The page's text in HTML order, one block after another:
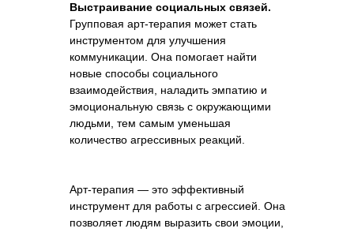
Выстраивание социальных связей.
Групповая арт-терапия может стать
инструментом для улучшения
коммуникации. Она помогает найти
новые способы социального
взаимодействия, наладить эмпатию и
эмоциональную связь с окружающими
людьми, тем самым уменьшая
количество агрессивных реакций.
Арт-терапия — это эффективный
инструмент для работы с агрессией. Она
позволяет людям выразить свои эмоции,